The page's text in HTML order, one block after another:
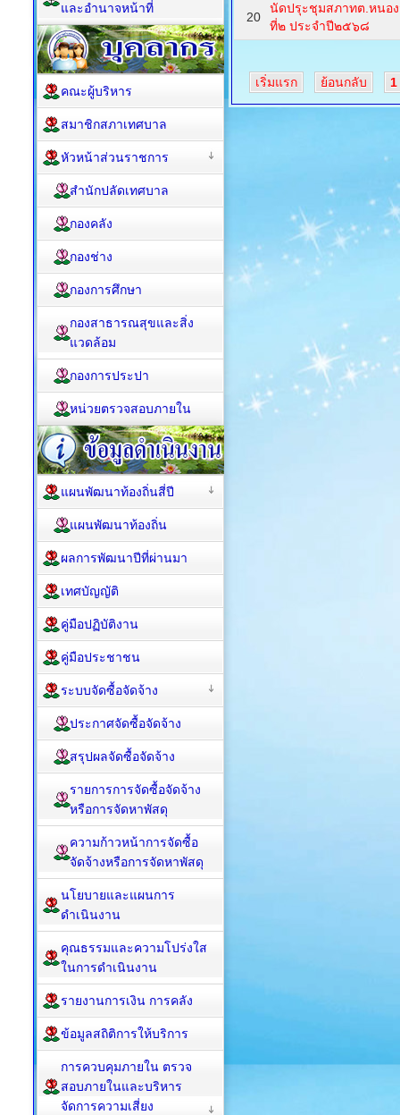
20
นัดปรุะชุมสภาทต.หนอ
ที่๒ ประจำปี๒๕๖๘
เริ่มแรก ย้อนกลับ 1
และอำนาจหน้าที่
คณะผู้บริหาร
สมาชิกสภาเทศบาล
หัวหน้าส่วนราชการ
สำนักปลัดเทศบาล
กองคลัง
กองช่าง
กองการศึกษา
กองสาธารณสุขและสิ่ง
แวดล้อม
กองการประปา
หน่วยตรวจสอบภายใน
แผนพัฒนาท้องถิ่นสี่ปี
แผนพัฒนาท้องถิ่น
ผลการพัฒนาปีที่ผ่านมา
เทศบัญญัติ
คู่มือปฏิบัติงาน
คู่มือประชาชน
ระบบจัดซื้อจัดจ้าง
ประกาศจัดซื้อจัดจ้าง
สรุปผลจัดซื้อจัดจ้าง
รายการการจัดซื้อจัดจ้าง
หรือการจัดหาพัสดุ
ความก้าวหน้าการจัดซื้อ
จัดจ้างหรือการจัดหาพัสดุ
นโยบายและแผนการ
ดำเนินงาน
คุณธรรมและความโปร่งใส
ในการดำเนินงาน
รายงานการเงิน การคลัง
ข้อมูลสถิติการให้บริการ
การควบคุมภายใน ตรวจ
สอบภายในและบริหาร
จัดการความเสี่ยง